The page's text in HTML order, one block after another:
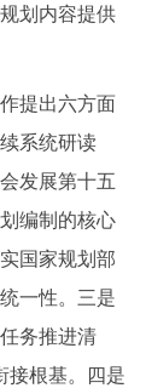
划内容提供
提出六方面
系统研读
发展第十五
编制的核心
国家规划部
一性。三是
务推进清
接根基。四是